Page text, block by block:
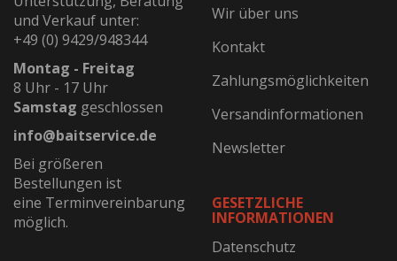
und Verkauf unter:
+49 (0) 9429/948344
Montag - Freitag
8 Uhr - 17 Uhr
Samstag geschlossen
info@baitservice.de
Bei größeren
Bestellungen ist
eine Terminvereinbarung
möglich.
Wir über uns
Kontakt
Zahlungsmöglichkeiten
Versandinformationen
Newsletter
GESETZLICHE
INFORMATIONEN
Datenschutz